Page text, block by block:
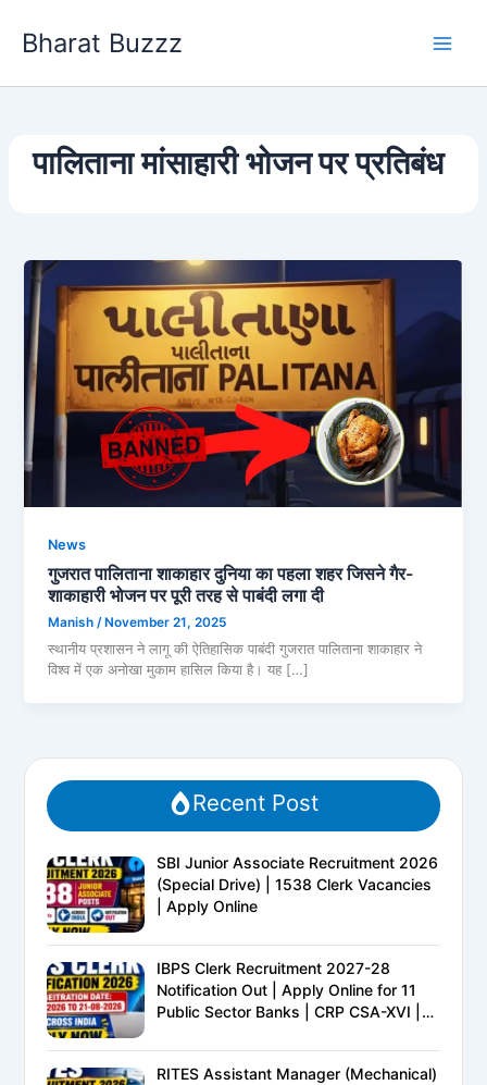
Bharat Buzzz
पालिताना मांसाहारी भोजन पर प्रतिबंध
News
गुजरात पालिताना शाकाहार दुनिया का पहला शहर जिसने गैर-
शाकाहारी भोजन पर पूरी तरह से पाबंदी लगा दी
Manish /November 21, 2025
स्थानीय प्रशासन ने लागू की ऐतिहासिक पाबंदी गुजरात पालिताना शाकाहार ने
विश्व में एक अनोखा मुकाम हासिल किया है। यह […]
Recent Post
SBI Junior Associate Recruitment 2026
(Special Drive) | 1538 Clerk Vacancies
| Apply Online
IBPS Clerk Recruitment 2027-28
Notification Out | Apply Online for 11
Public Sector Banks | CRP CSA-XVI |
Complete Details
RITES Assistant Manager (Mechanical)